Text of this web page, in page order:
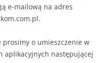
e-mailową na adres
prosimy o umieszczenie w
aplikacyjnych następującej